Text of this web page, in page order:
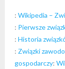
: Wikipedia –
: Pierwsze
: Historia
: Związki
gospodarczy: